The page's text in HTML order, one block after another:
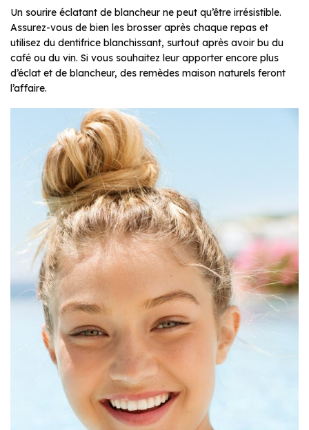
Un sourire éclatant de blancheur ne peut qu’être irrésistible.
Assurez-vous de bien les brosser après chaque repas et
utilisez du dentifrice blanchissant, surtout après avoir bu du
café ou du vin. Si vous souhaitez leur apporter encore plus
d’éclat et de blancheur, des remèdes maison naturels feront
l’affaire.